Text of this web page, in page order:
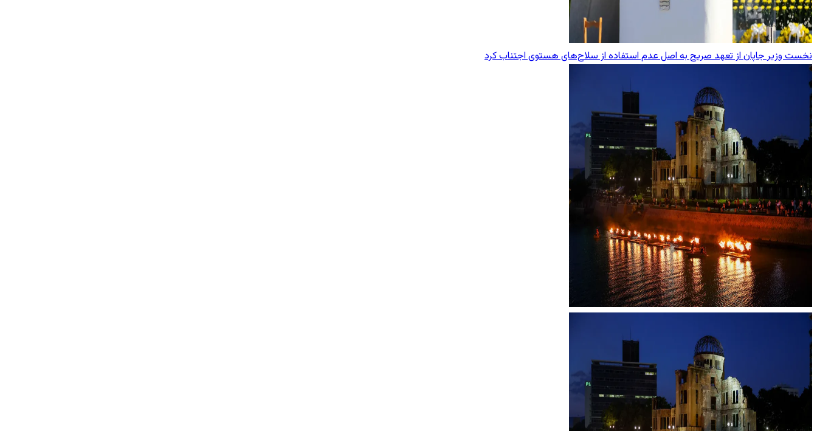
نخست وزیر جاپان از تعهد صریح به اصل عدم استفاده از سلاح‌های هستوی اجتناب کرد